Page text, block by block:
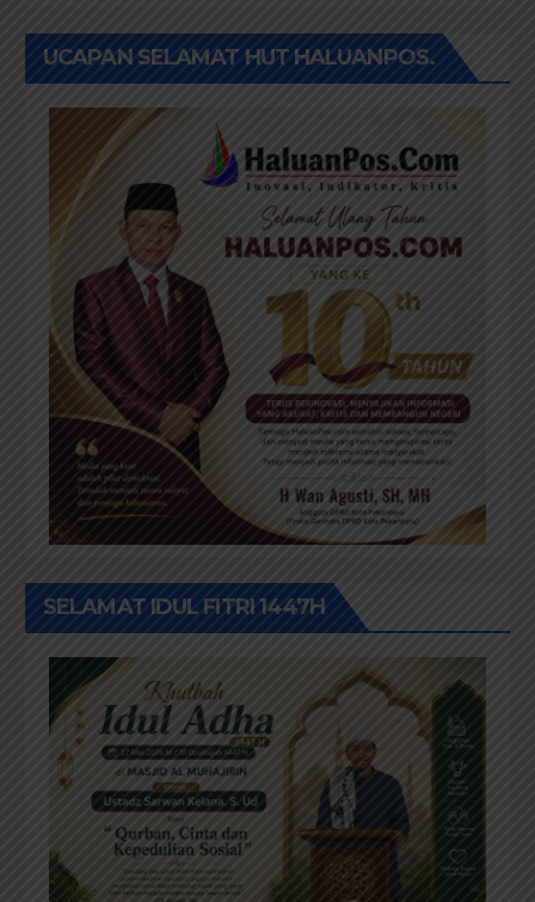
UCAPAN SELAMAT HUT HALUANPOS.
SELAMAT IDUL FITRI 1447H